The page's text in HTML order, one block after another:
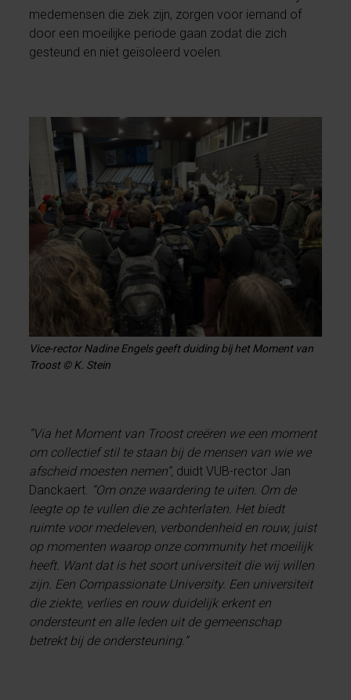
medemensen die ziek zijn, zorgen voor iemand of
door een moeilijke periode gaan zodat die zich
gesteund en niet geïsoleerd voelen.
Vice-rector Nadine Engels geeft duiding bij het Moment van
Troost © K. Stein
“Via het Moment van Troost creëren we een moment
om collectief stil te staan bij de mensen van wie we
afscheid moesten nemen”, duidt VUB-rector Jan
Danckaert. “Om onze waardering te uiten. Om de
leegte op te vullen die ze achterlaten. Het biedt
ruimte voor medeleven, verbondenheid en rouw, juist
op momenten waarop onze community het moeilijk
heeft. Want dat is het soort universiteit die wij willen
zijn. Een Compassionate University. Een universiteit
die ziekte, verlies en rouw duidelijk erkent en
ondersteunt en alle leden uit de gemeenschap
betrekt bij de ondersteuning.”